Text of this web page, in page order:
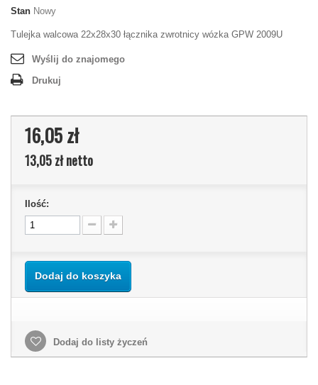
Stan Nowy
Tulejka walcowa 22x28x30 łącznika zwrotnicy wózka GPW 2009U
Wyślij do znajomego
Drukuj
16,05 zł
13,05 złnetto
Ilość:
Dodaj do koszyka
Dodaj do listy życzeń